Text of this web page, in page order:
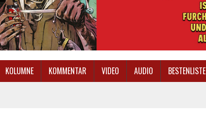
KOLUMNE KOMMENTAR VIDEO AUDIO BESTENLISTE